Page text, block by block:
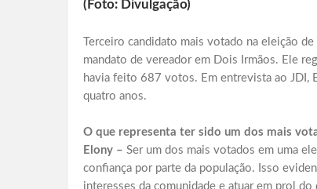
(Foto: Divulgação)
Terceiro candidato mais votado na eleição
mandato de vereador em Dois Irmãos. Ele
havia feito 687 votos. Em entrevista ao JDI,
quatro anos.
O que representa ter sido um dos mais
Elony – Ser um dos mais votados em uma
confiança por parte da população. Isso
interesses da comunidade e atuar em prol